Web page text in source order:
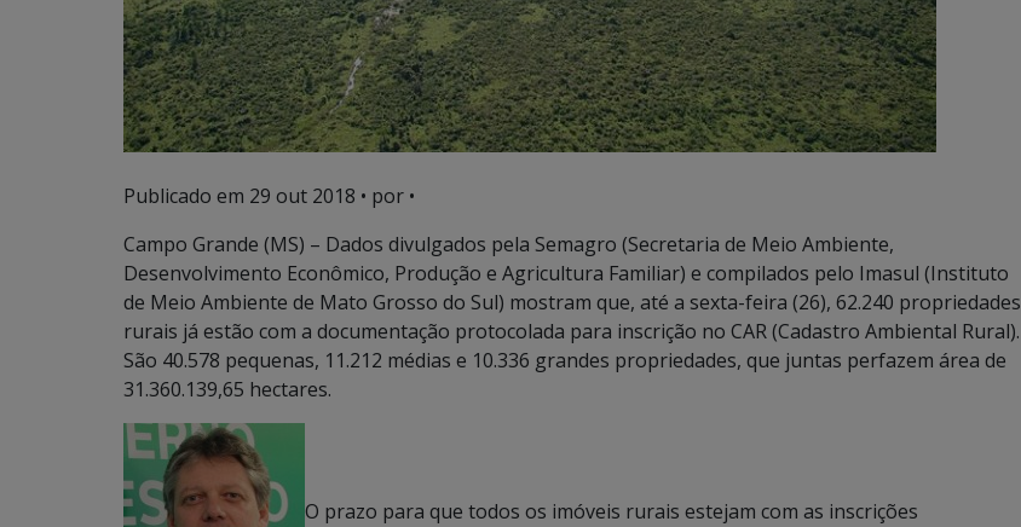
Publicado em 29 out 2018 • por •
Campo Grande (MS) – Dados divulgados pela Semagro (Secretaria de Meio Ambiente,
Desenvolvimento Econômico, Produção e Agricultura Familiar) e compilados pelo Imasul (Instituto
de Meio Ambiente de Mato Grosso do Sul) mostram que, até a sexta-feira (26), 62.240 propriedades
rurais já estão com a documentação protocolada para inscrição no CAR (Cadastro Ambiental Rural).
São 40.578 pequenas, 11.212 médias e 10.336 grandes propriedades, que juntas perfazem área de
31.360.139,65 hectares.
O prazo para que todos os imóveis rurais estejam com as inscrições